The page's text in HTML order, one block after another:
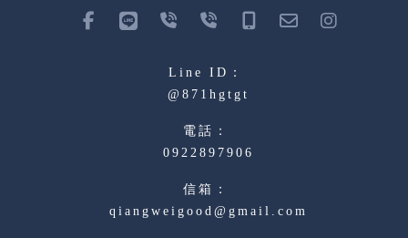
@871hgtgt
0922897906
qiangweigood@gmail.com